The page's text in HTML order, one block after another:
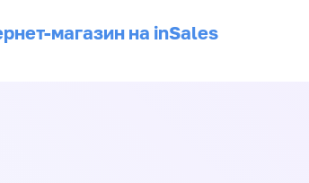
магазин на inSales